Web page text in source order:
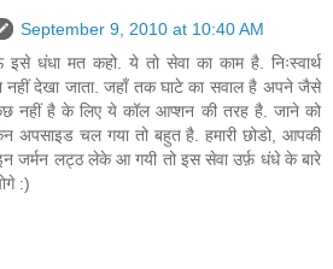
September 9, 2010 at 10:40 AM
इसे धंधा मत कहो. ये तो सेवा का काम है. निःस्वार्थ
नहीं देखा जाता. जहाँ तक घाटे का सवाल है अपने जैसे
नहीं है के लिए ये कॉल आप्शन की तरह है. जाने को
अपसाइड चल गया तो बहुत है. हमारी छोडो, आपकी
इन जर्मन लट्ठ लेके आ गयी तो इस सेवा उर्फ़ धंधे के बारे
:)